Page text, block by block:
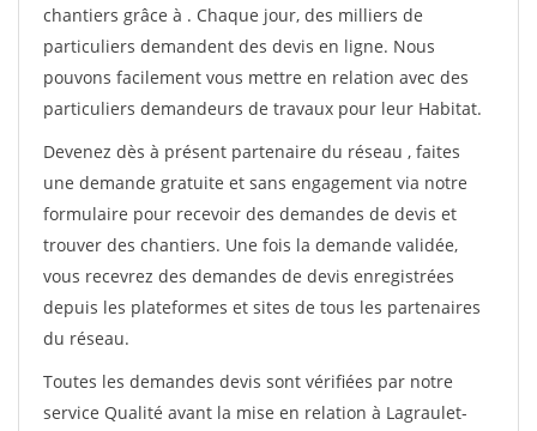
chantiers grâce à . Chaque jour, des milliers de
particuliers demandent des devis en ligne. Nous
pouvons facilement vous mettre en relation avec des
particuliers demandeurs de travaux pour leur Habitat.
Devenez dès à présent partenaire du réseau , faites
une demande gratuite et sans engagement via notre
formulaire pour recevoir des demandes de devis et
trouver des chantiers. Une fois la demande validée,
vous recevrez des demandes de devis enregistrées
depuis les plateformes et sites de tous les partenaires
du réseau.
Toutes les demandes devis sont vérifiées par notre
service Qualité avant la mise en relation à Lagraulet-